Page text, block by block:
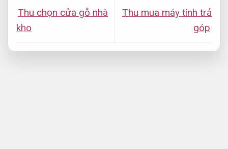
Thu chọn cửa gỗ nhà
kho
Thu mua máy tính trả
góp